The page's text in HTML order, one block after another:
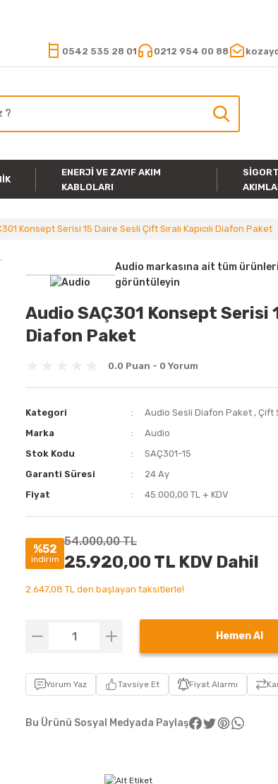
0542 535 28 01 0212 954 00 88
ENERJI VE ZAYIF AKIM
KABLOLARI
Konsept Serisi 15 Daire Sesli Çift Sıralı Kapıcılı Diafon Paket
Audio markasına ait tüm ürünleri
görüntüleyin
Audio SAÇ301 Konsept Serisi
Diafon Paket
0.0 Puan - 0 Yorum
Kategori Audio Sesli Diafon Paket ,Çift
Marka
Audio
Stok Kodu
SAÇ301-15
Garanti Süresi
24 Ay
Fiyat
45.000,00 TL + KDV
%52
indirim
54.000,00 TL
25.920,00 TL KDV Dahil
2.647,08 TL den başlayan taksitlerle!
Hemen Al
Yorum Yaz Tavsiye Et Fiyat Alarmı
Bu Ürünü Sosyal Medyada Paylaş